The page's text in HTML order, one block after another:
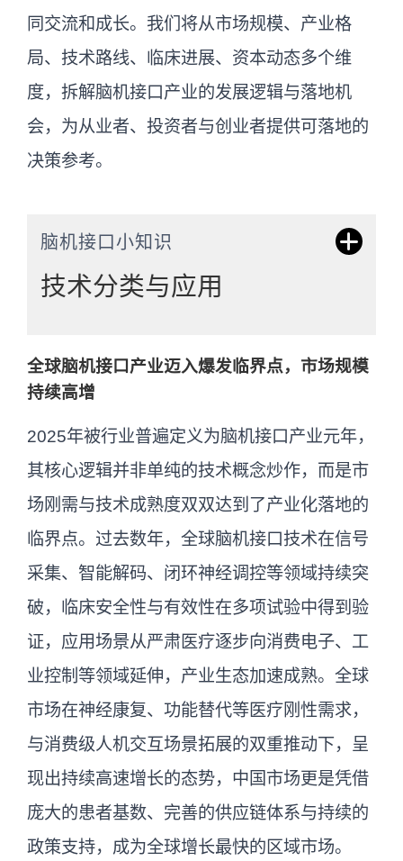
同交流和成长。我们将从市场规模、产业格
局、技术路线、临床进展、资本动态多个维
度，拆解脑机接口产业的发展逻辑与落地机
会，为从业者、投资者与创业者提供可落地的
决策参考。
脑机接口小知识
技术分类与应用
入式、半侵入式和非侵入式。侵入式信号
患者功能重建；非侵入式安全无创，成本
低，主导当前消费级市场。医疗康复是核
心应用场景，消费电子、工业控制等非医
疗领域潜力巨大。中国在政策支持下临床
试验数量爆发，有望成为全球增长最快区
域。
全球脑机接口产业迈入爆发临界点，市场规模
持续高增
2025年被行业普遍定义为脑机接口产业元年，
其核心逻辑并非单纯的技术概念炒作，而是市
场刚需与技术成熟度双双达到了产业化落地的
临界点。过去数年，全球脑机接口技术在信号
采集、智能解码、闭环神经调控等领域持续突
破，临床安全性与有效性在多项试验中得到验
证，应用场景从严肃医疗逐步向消费电子、工
业控制等领域延伸，产业生态加速成熟。全球
市场在神经康复、功能替代等医疗刚性需求，
与消费级人机交互场景拓展的双重推动下，呈
现出持续高速增长的态势，中国市场更是凭借
庞大的患者基数、完善的供应链体系与持续的
政策支持，成为全球增长最快的区域市场。